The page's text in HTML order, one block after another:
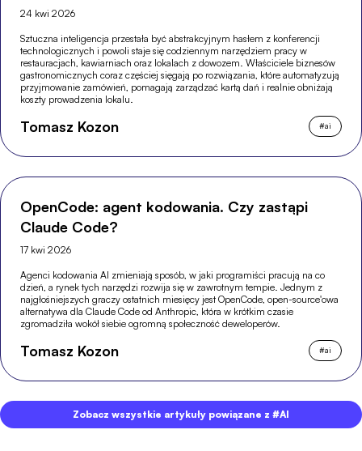
24 kwi 2026
Sztuczna inteligencja przestała być abstrakcyjnym hasłem z konferencji
technologicznych i powoli staje się codziennym narzędziem pracy w
restauracjach, kawiarniach oraz lokalach z dowozem. Właściciele biznesów
gastronomicznych coraz częściej sięgają po rozwiązania, które automatyzują
przyjmowanie zamówień, pomagają zarządzać kartą dań i realnie obniżają
koszty prowadzenia lokalu.
Tomasz Kozon #ai
OpenCode: agent kodowania. Czy zastąpi
Claude Code?
17 kwi 2026
Agenci kodowania AI zmieniają sposób, w jaki programiści pracują na co
dzień, a rynek tych narzędzi rozwija się w zawrotnym tempie. Jednym z
najgłośniejszych graczy ostatnich miesięcy jest OpenCode, open-source'owa
alternatywa dla Claude Code od Anthropic, która w krótkim czasie
zgromadziła wokół siebie ogromną społeczność deweloperów.
Tomasz Kozon #ai
Zobacz wszystkie artykuły powiązane z #AI